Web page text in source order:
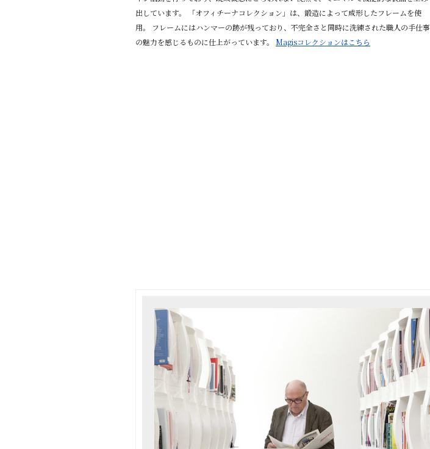
出しています。 「オフィチーナコレクション」は、鍛造によって成形したフレームを使
用。 フレームにはハンマーの跡が残っており、不完全さと同時に洗練された職人の手仕事
の魅力を感じるものに仕上がっています。 Magisコレクションはこちら